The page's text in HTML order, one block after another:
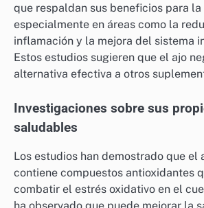
que respaldan sus beneficios para la
especialmente en áreas como la
inflamación y la mejora del sistema
Estos estudios sugieren que el ajo
alternativa efectiva a otros
Investigaciones sobre sus
saludables
Los estudios han demostrado que el
contiene compuestos antioxidantes
combatir el estrés oxidativo en el